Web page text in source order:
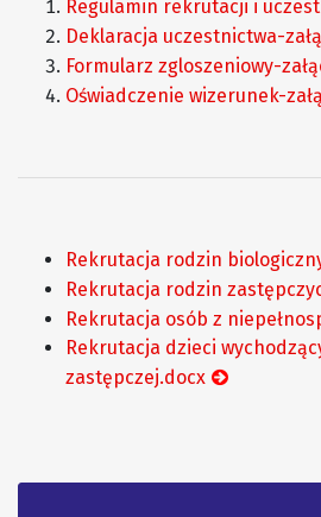
Regulamin rekrutacji i
Deklaracja uczestnictwa-
Formularz zgloszeniowy-
Oświadczenie wizerunek-
Rekrutacja rodzin
Rekrutacja rodzin
Rekrutacja osób z
Rekrutacja dzieci
zastępczej.docx